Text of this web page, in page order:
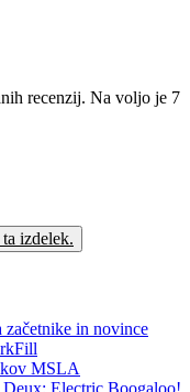
recenzij. Na voljo je 7
izdelek.
začetnike in novince
MSLA
Deux: Electric Boogaloo!